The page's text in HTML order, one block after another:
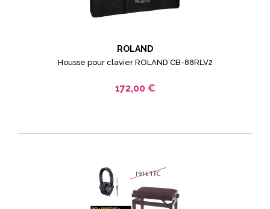
ROLAND
Housse pour clavier ROLAND CB-88RLV2
172,00 €